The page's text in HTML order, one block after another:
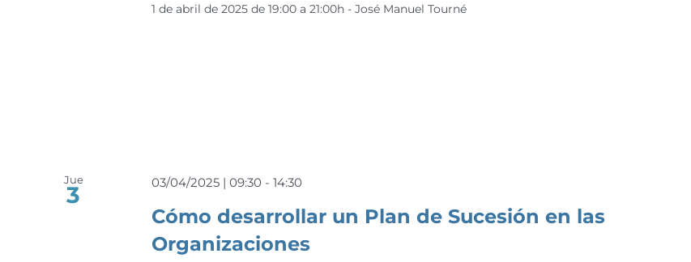
1 de abril de 2025 de 19:00 a 21:00h - José Manuel Tourné
Jue
3
Cómo desarrollar un Plan de Sucesión en las
Organizaciones
03/04/2025 | 09:30 -14:30